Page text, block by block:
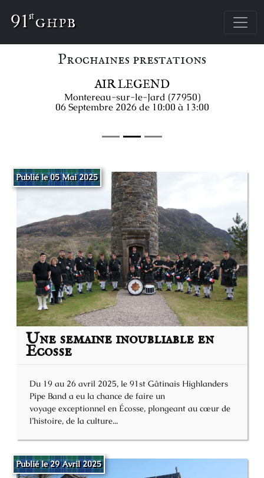
91st
Prochaines prestations
AIR LEGEND
Montereau-sur-le-Jard (77950)
06 Septembre 2026 de 10:00 à 13:00
Une semaine inoubliable en
Ecosse
Publié le 05 Mai 2025
Du 19 au 26 avril 2025, le 91st Gâtinais Highlanders
Pipe Band a eu la chance de faire un
voyage exceptionnel en Écosse, plongeant au cœur de
l’histoire, de la culture...
Publié le 29 Avril 2025